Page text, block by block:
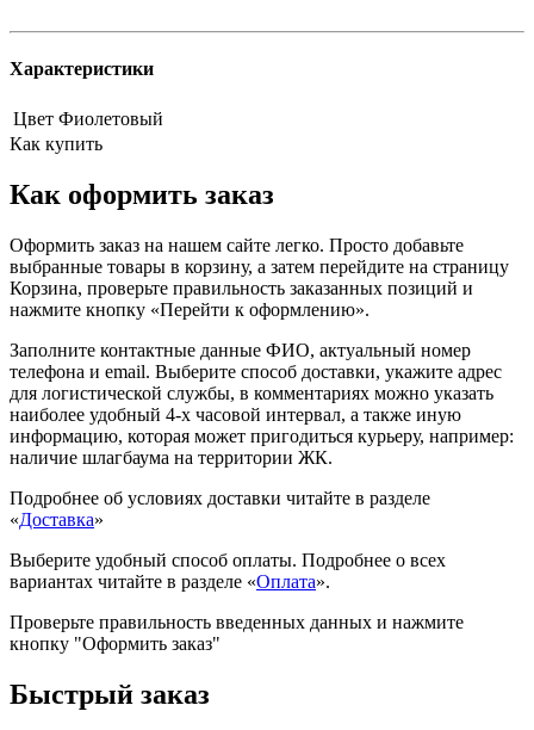
Характеристики
Цвет Фиолетовый
Как купить
Как оформить заказ
Оформить заказ на нашем сайте легко. Просто добавьте
выбранные товары в корзину, а затем перейдите на страницу
Корзина, проверьте правильность заказанных позиций и
нажмите кнопку «Перейти к оформлению».
Заполните контактные данные ФИО, актуальный номер
телефона и email. Выберите способ доставки, укажите адрес
для логистической службы, в комментариях можно указать
наиболее удобный 4-х часовой интервал, а также иную
информацию, которая может пригодиться курьеру, например:
наличие шлагбаума на территории ЖК.
Подробнее об условиях доставки читайте в разделе
«Доставка»
Выберите удобный способ оплаты. Подробнее о всех
вариантах читайте в разделе «Оплата».
Проверьте правильность введенных данных и нажмите
кнопку "Оформить заказ"
Быстрый заказ